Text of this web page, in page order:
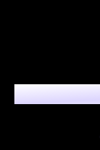
テキストか